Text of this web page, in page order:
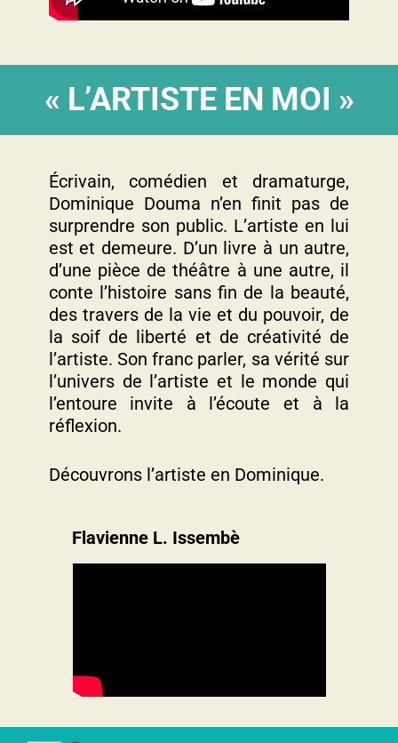
« L’ARTISTE EN MOI »
Écrivain, comédien et dramaturge,
Dominique Douma n’en finit pas de
surprendre son public. L’artiste en lui
est et demeure. D’un livre à un autre,
d’une pièce de théâtre à une autre, il
conte l’histoire sans fin de la beauté,
des travers de la vie et du pouvoir, de
la soif de liberté et de créativité de
l’artiste. Son franc parler, sa vérité sur
l’univers de l’artiste et le monde qui
l’entoure invite à l’écoute et à la
réflexion.
Découvrons l’artiste en Dominique.
Flavienne L. Issembè